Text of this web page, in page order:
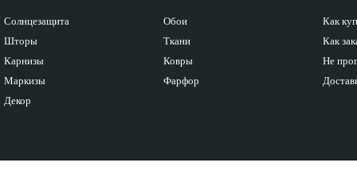
Солнцезащита
Шторы
Карнизы
Маркизы
Декор
Обои
Ткани
Ковры
Фарфор
Как
Как
Не